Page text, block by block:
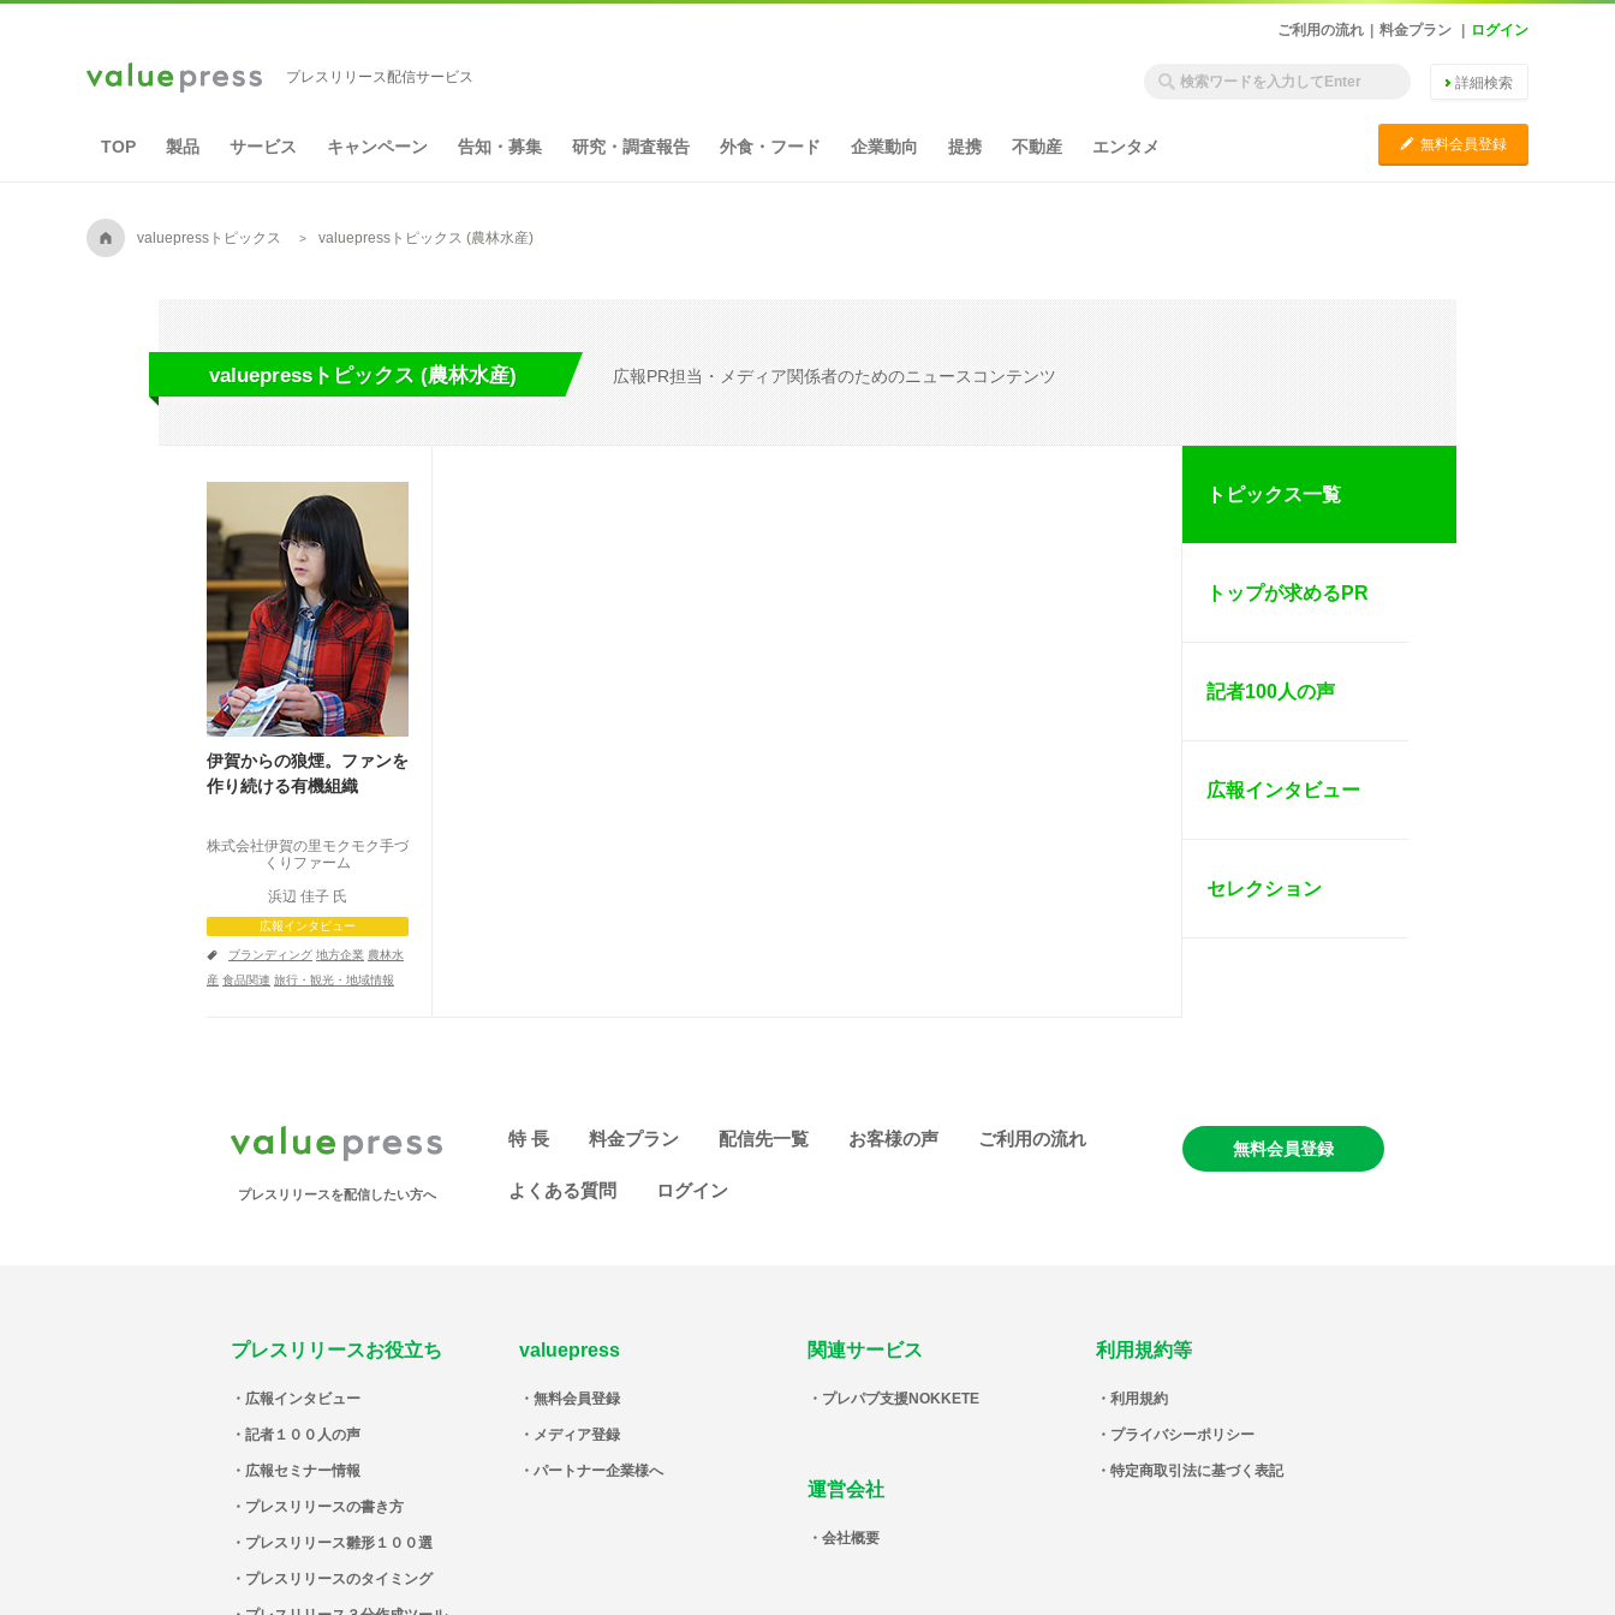
ご利用の流れ 料金プラン ログイン
プレスリリース配信サービス 詳細検索
TOP 製品 サービス キャンペーン 告知・募集 研究・調査報告 外食・フード 企業動向 提携 不動産 エンタメ C 無料会員登録
A valuepressトピックス valuepressトピックス (農林水産)
valuepressトピックス (農林水産) 広報PR担当・メディア関係者のためのニュースコンテンツ
伊賀からの狼煙。ファンを
作り続ける有機組織
株式会社伊賀の里モクモク手づ
くりファーム
浜辺 佳子 氏
広報インタビュー
a ブランディング 地方企業 農林水
産 食品関連 旅行・観光・地域情報
トピックス一覧
トップが求めるPR
記者100人の声
広報インタビュー
セレクション
プレスリリースを配信したい方へ
特 長 料金プラン 配信先一覧 お客様の声 ご利用の流れ
よくある質問 ログイン
無料会員登録
プレスリリースお役立ち
広報インタビュー
記者１００人の声
広報セミナー情報
プレスリリースの書き方
プレスリリース雛形１００選
プレスリリースのタイミング
valuepress
無料会員登録
メディア登録
パートナー企業様へ
関連サービス
プレパブ支援NOKKETE
運営会社
会社概要
利用規約等
利用規約
プライバシーポリシー
特定商取引法に基づく表記